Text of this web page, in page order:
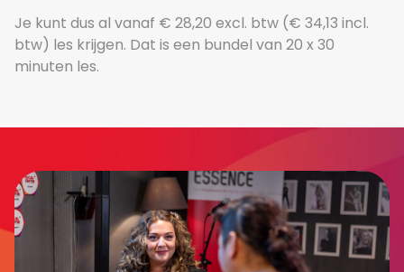
Je kunt dus al vanaf € 28,20 excl. btw (€ 34,13 incl.
btw) les krijgen. Dat is een bundel van 20 x 30
minuten les.